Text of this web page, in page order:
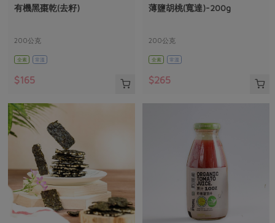
有機黑棗乾(去籽)
200公克
全素 常溫
$165
薄鹽胡桃(寬達)-200g
200公克
全素 常溫
$265